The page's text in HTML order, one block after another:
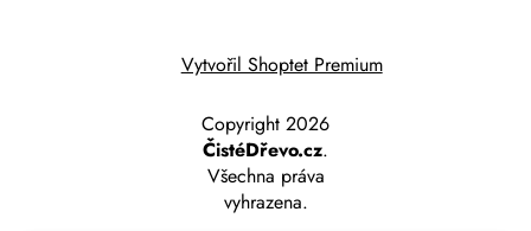
Vytvořil Shoptet Premium
Copyright 2026
ČistéDřevo.cz.
Všechna práva
vyhrazena.